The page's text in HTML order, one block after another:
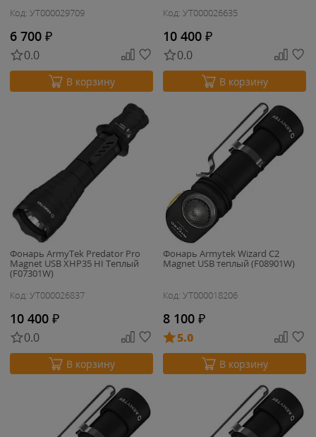
Код: УТ000029709
6 700 ₽
0.0
В корзину
Код: УТ000026635
10 400 ₽
0.0
В корзину
Фонарь ArmyTek Predator Pro
Magnet USB XHP35 HI Теплый
(F07301W)
Код: УТ000026837
10 400 ₽
0.0
В корзину
Фонарь Armytek Wizard C2
Magnet USB теплый (F08901W)
Код: УТ000018206
8 100 ₽
5.0
В корзину